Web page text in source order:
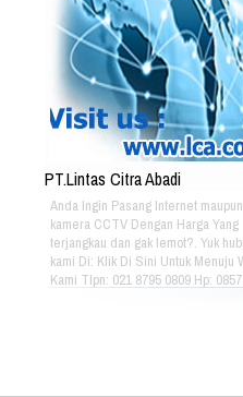
PT.Lintas Citra Abadi
Anda Ingin Pasang Internet maupun
kamera CCTV Dengan Harga Yang
terjangkau dan gak lemot?. Yuk
kami Di: Klik Di Sini Untuk Menuju
Kami Tlpn: 021 8795 0809 Hp: